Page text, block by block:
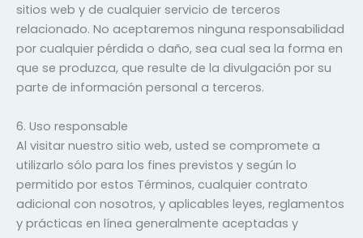
sitios web y de cualquier servicio de terceros
relacionado. No aceptaremos ninguna responsabilidad
por cualquier pérdida o daño, sea cual sea la forma en
que se produzca, que resulte de la divulgación por su
parte de información personal a terceros.
6. Uso responsable
Al visitar nuestro sitio web, usted se compromete a
utilizarlo sólo para los fines previstos y según lo
permitido por estos Términos, cualquier contrato
adicional con nosotros, y aplicables leyes, reglamentos
y prácticas en línea generalmente aceptadas y